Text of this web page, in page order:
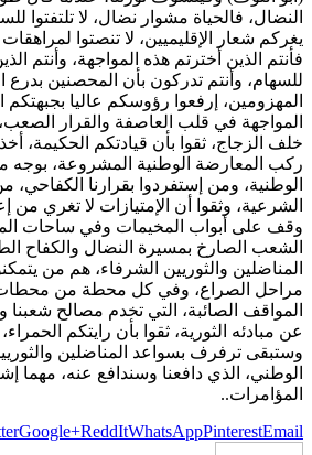
النضال، فالحياة مشوار نضال، لا تلتفتوا
يغركم شعار الإقليميين، لا تنصتوا
فأنتم الذين أخترتم هذه المواجهة، وأنتم
للسهام، وأنتم تدركون بأن المحصنين بدرع
المهزومين، إرفعوا رؤوسكم عاليا بجبهتكم
المواجهة في قلب العاصفة والقرار
خلف الزجاج، ثقوا بأن قيادتكم الحكيمة،
ركب المعارضة الوطنية المشروعة، بوجه
الوطنية، ومن إستفردوا بقرارنا
الشرعية، وثقوا أن الإمتيازات لا تغري من
وقف على أبواب المخيمات وفي ساحات
الشعب الصارخ بمسيرة النضال والكفاح
المناضلين والثوريين الشرفاء، هم من
مراحل الصراع، وفي كل محطة من محطات
المواقف الصائبة، التي تخدم مصالح شعبنا
عن مبادئه الثورية، ثقوا بأن رايتكم
وستبقى ترفرف بسواعد المناضلين
الوطني، الذي دافعنا وسندافع عنه،
المؤامرات..
Google+ReddItWhatsAppPinterestEmail